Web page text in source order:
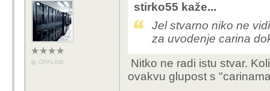
OFFLINE
stirko55 kaže...
Jel stvarno niko ne
za uvodenje carina
Nitko ne radi istu stvar.
ovakvu glupost s